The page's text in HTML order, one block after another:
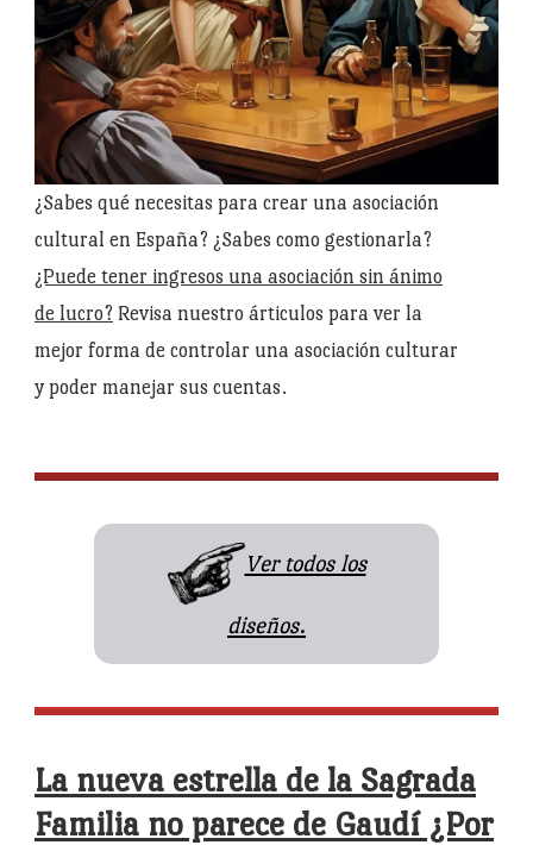
¿Sabes qué necesitas para crear una asociación
cultural en España? ¿Sabes como gestionarla?
¿Puede tener ingresos una asociación sin ánimo
de lucro? Revisa nuestro árticulos para ver la
mejor forma de controlar una asociación culturar
y poder manejar sus cuentas.
Ver todos los
diseños.
La nueva estrella de la Sagrada
Familia no parece de Gaudí ¿Por